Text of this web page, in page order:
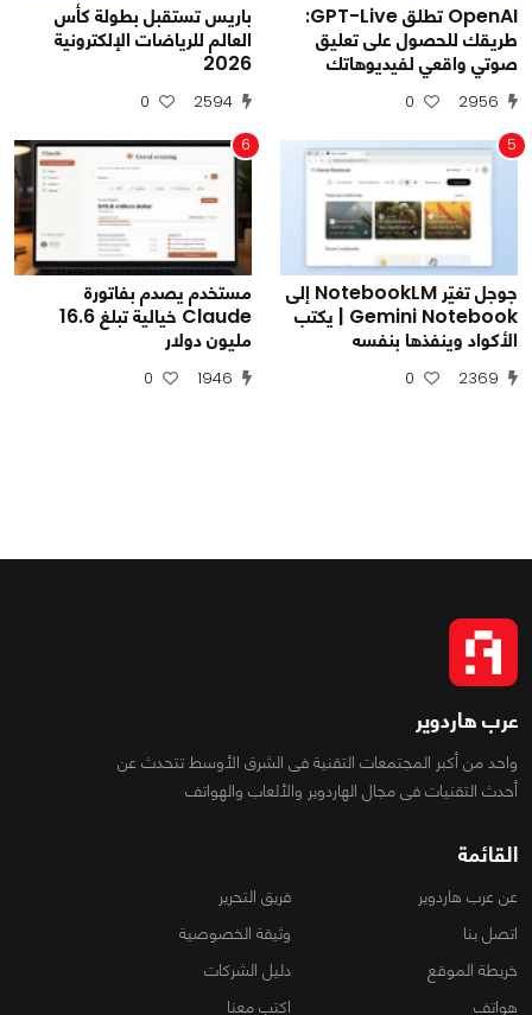
OpenAI تطلق GPT-Live:
طريقك للحصول على تعليق
صوتي واقعي لفيديوهاتك
2956
0
باريس تستقبل بطولة كأس
العالم للرياضات الإلكترونية
2026
2594
0
5
جوجل تغيّر NotebookLM إلى
Gemini Notebook | يكتب
الأكواد وينفذها بنفسه
2369
0
6
مستخدم يصدم بفاتورة
Claude خيالية تبلغ 16.6
مليون دولار
1946
0
عرب هاردوير
واحد من أكبر المجتمعات التقنية فى الشرق الأوسط تتحدث عن
أحدث التقنيات فى مجال الهاردوير والألعاب والهواتف
القائمة
عن عرب هاردوير
فريق التحرير
اتصل بنا
وثيقة الخصوصية
خريطة الموقع
دليل الشركات
هواتف
اكتب معنا